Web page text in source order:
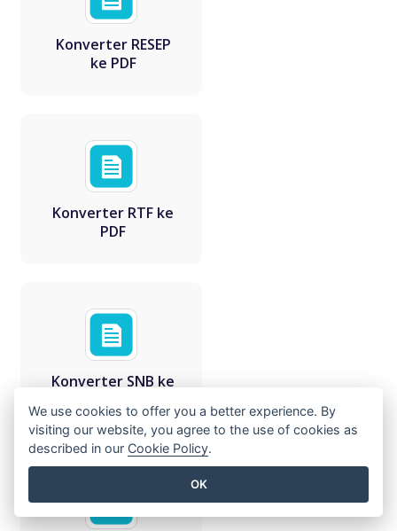
Konverter RESEP
ke PDF
Konverter RTF ke
PDF
Konverter SNB ke
We use cookies to offer you a better experience. By
visiting our website, you agree to the use of cookies as
described in our Cookie Policy.
OK